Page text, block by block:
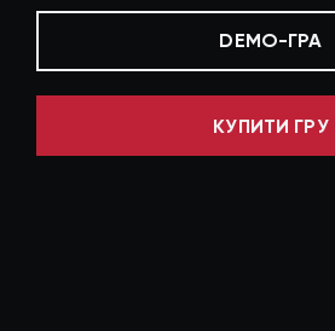
DEMO-ГРА
КУПИТИ ГРУ